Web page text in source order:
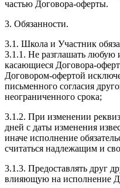
частью Договора-оферты.
3. Обязанности.
3.1. Школа и Участник
3.1.1. Не разглашать
касающиеся Договора-
Договором-офертой
письменного согласия
неограниченного срока;
3.1.2. При изменении
дней с даты изменения
иначе исполнение
считаться надлежащим и
3.1.3. Предоставлять друг
влияющую на исполнение